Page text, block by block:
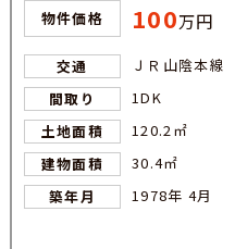
物件価格 100万円
交通
ＪＲ山陰本
間取り
1DK
土地面積
120.2㎡
建物面積
30.4㎡
築年月
1978年 4月